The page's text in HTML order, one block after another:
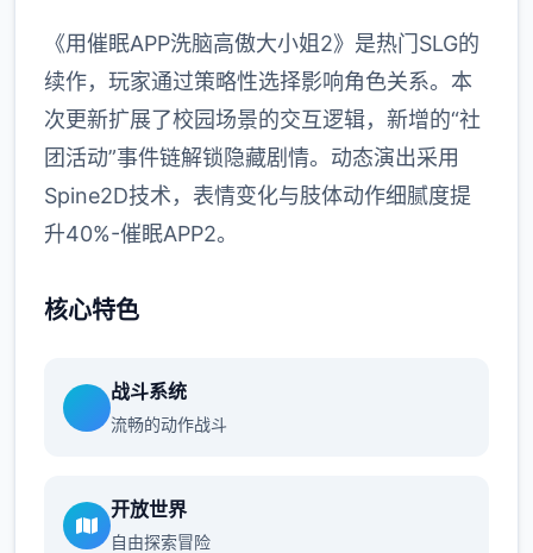
《用催眠APP洗脑高傲大小姐2》是热门SLG的
续作，玩家通过策略性选择影响角色关系。本
次更新扩展了校园场景的交互逻辑，新增的“社
团活动”事件链解锁隐藏剧情。动态演出采用
Spine2D技术，表情变化与肢体动作细腻度提
升40%-催眠APP2。
核心特色
战斗系统
流畅的动作战斗
开放世界
自由探索冒险